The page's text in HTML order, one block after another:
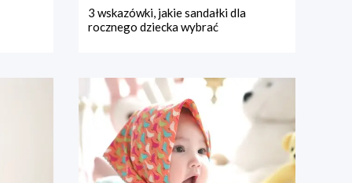
3 wskazówki, jakie sandałki dla
rocznego dziecka wybrać